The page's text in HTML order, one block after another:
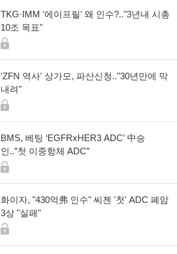
TKG·IMM '에이프릴' 왜 인수?.."3년내 시총
10조 목표"
'ZFN 역사' 상가모, 파산신청.."30년만에 막
내려"
BMS, 베팅 ‘EGFRxHER3 ADC’ 中승
인..”첫 이중항체 ADC”
화이자, "430억弗 인수" 씨젠 '첫' ADC 폐암
3상 "실패"